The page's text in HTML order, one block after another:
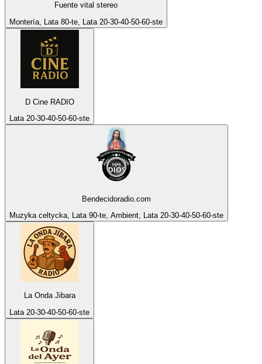
Fuente vital stereo
Montería, Lata 80-te, Lata 20-30-40-50-60-ste
D Cine RADIO
Lata 20-30-40-50-60-ste
Bendecidoradio.com
Muzyka celtycka, Lata 90-te, Ambient, Lata 20-30-40-50-60-ste
La Onda Jibara
Lata 20-30-40-50-60-ste